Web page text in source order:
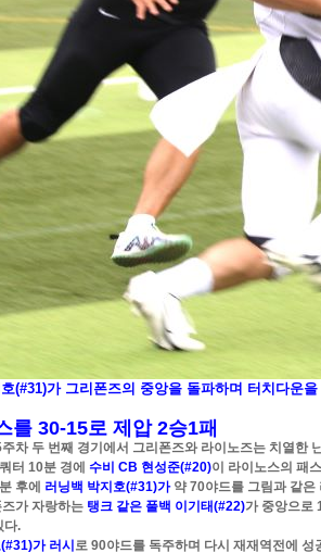
(#31)가 그리폰즈의 중앙을 돌파하며 터치다운
를 30-15로 제압 2승1패
차 두 번째 경기에서 그리폰즈와 라이노즈는 치열한
터 10분 경에
수비 CB 현성준(#20)이 라이노스의 패
후에 러닝백 박지호(#31)가약 70야드를 그림과 같은
가 자랑하는 탱크 같은 풀백 이기태(#22)가 중앙으로
다.
가 러시 로 90야드를 독주하며 다시 재재역전에